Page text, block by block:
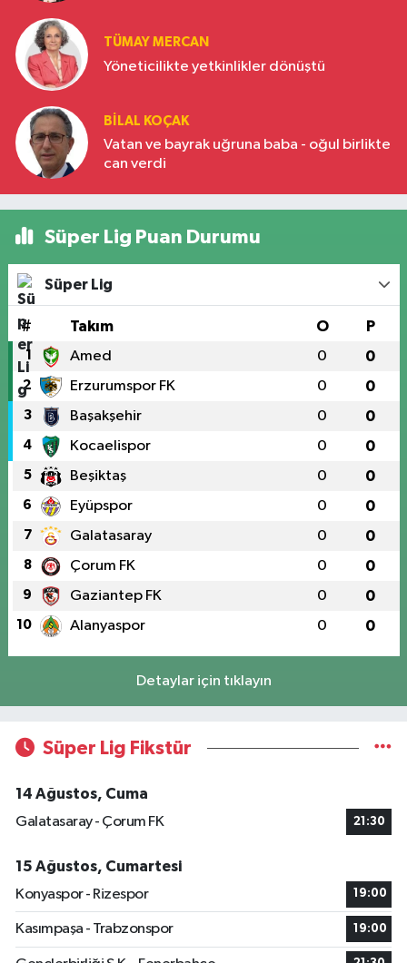
TÜMAY MERCAN
Yöneticilikte yetkinlikler dönüştü
BILAL KOÇAK
Vatan ve bayrak uğruna baba - oğul birlikte
can verdi
Süper Lig Puan Durumu
Süper Lig
# Takım O P
1 Amed 0 0
2 Erzurumspor FK 0 0
3 Başakşehir 0 0
4 Kocaelispor 0 0
5 Beşiktaş 0 0
6 Eyüpspor 0 0
7 Galatasaray 0 0
8 Çorum FK 0 0
9 Gaziantep FK 0 0
10 Alanyaspor 0 0
Detaylar için tıklayın
Süper Lig Fikstür
14 Ağustos, Cuma
Galatasaray - Çorum FK
21:30
15 Ağustos, Cumartesi
Konyaspor - Rizespor
19:00
Kasımpaşa - Trabzonspor 19:00